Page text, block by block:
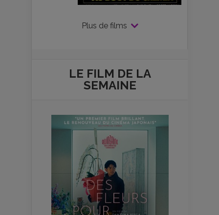
Plus de films
LE FILM DE LA
SEMAINE